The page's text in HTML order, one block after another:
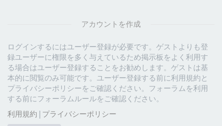
アカウントを作成
ログインするにはユーザー登録が必要です。ゲストよりも登
録ユーザーに権限を多く与えているため掲示板をよく利用す
る場合はユーザー登録することをお勧めします。ゲストは基
本的に閲覧のみ可能です。ユーザー登録する前に利用規約と
プライバシーポリシーをご確認ください。フォーラムを利用
する前にフォーラムルールをご確認ください。
利用規約 | プライバシーポリシー